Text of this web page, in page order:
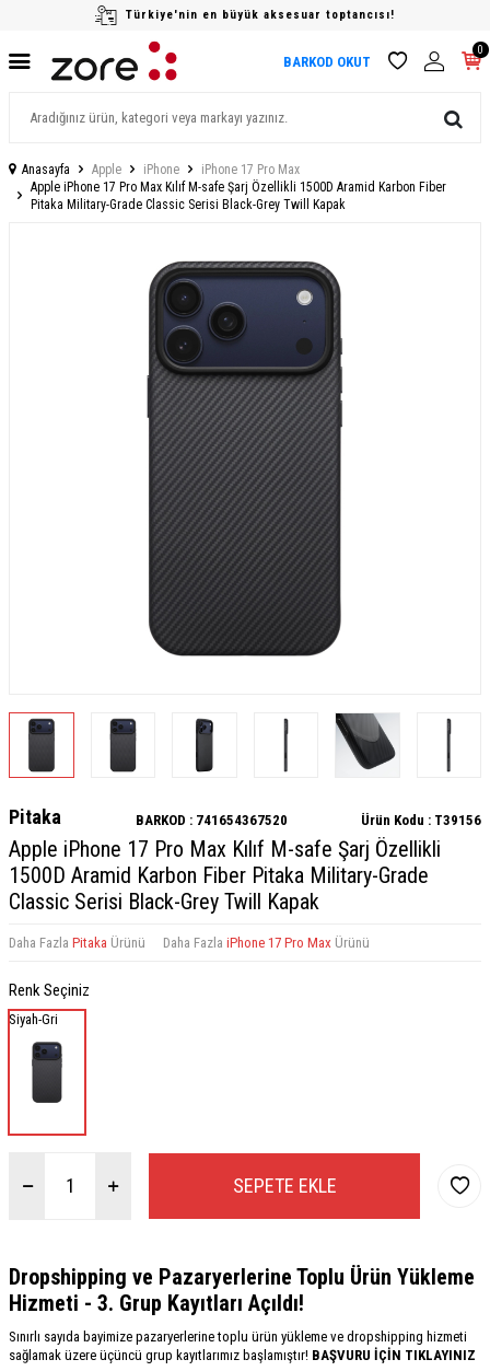
Türkiye'nin en büyük aksesuar toptancısı!
BARKOD OKUT
0
Anasayfa Apple iPhone
iPhone 17 Pro Max
Apple iPhone 17 Pro Max Kılıf M-safe Şarj Özellikli 1500D Aramid Karbon Fiber
Pitaka Military-Grade Classic Serisi Black-Grey Twill Kapak
Pitaka BARKOD : 741654367520 Ürün Kodu : T39156
Apple iPhone 17 Pro Max Kılıf M-safe Şarj Özellikli
1500D Aramid Karbon Fiber Pitaka Military-Grade
Classic Serisi Black-Grey Twill Kapak
Daha Fazla Pitaka Ürünü Daha Fazla iPhone 17 Pro Max Ürünü
Renk Seçiniz
Siyah-Gri
SEPETE EKLE
Dropshipping ve Pazaryerlerine Toplu Ürün Yükleme
Hizmeti - 3. Grup Kayıtları Açıldı!
Sınırlı sayıda bayimize pazaryerlerine toplu ürün yükleme ve dropshipping hizmeti
sağlamak üzere üçüncü grup kayıtlarımız başlamıştır! BAŞVURU İÇİN TIKLAYINIZ